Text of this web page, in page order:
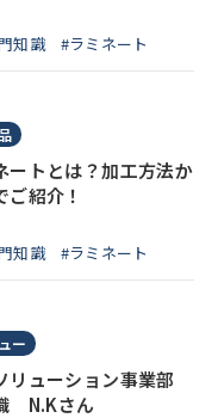
知識 #ラミネート
ートとは？加工方法か
ご紹介！
知識 #ラミネート
ー
リューション事業部
N.Kさん